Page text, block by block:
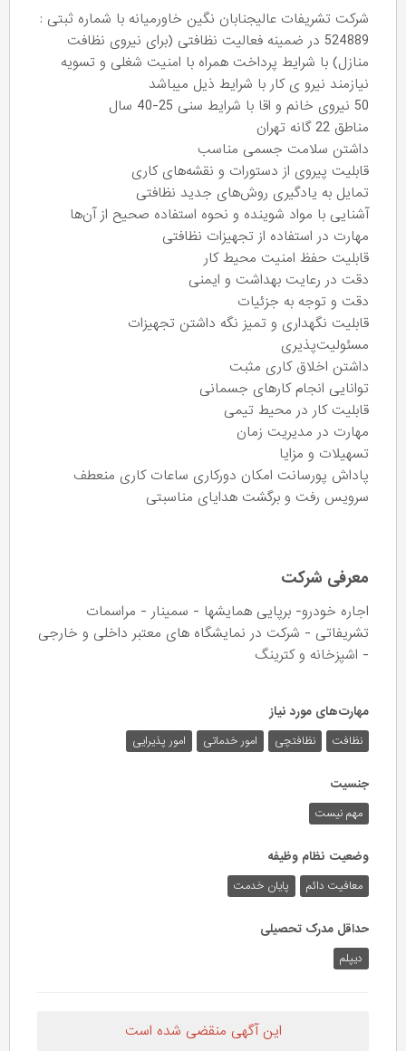
شرکت تشریفات عالیجنابان نگین خاورمیانه با شماره ثبتی :
524889 در ضمینه فعالیت نظافتی (برای نیروی نظافت
منازل) با شرایط پرداخت همراه با امنیت شغلی و تسویه
نیازمند نیرو ی کار با شرایط ذیل میباشد
50 نیروی خانم و اقا با شرایط سنی 25-40 سال
مناطق 22 گانه تهران
داشتن سلامت جسمی مناسب
قابلیت پیروی از دستورات و نقشه‌های کاری
تمایل به یادگیری روش‌های جدید نظافتی
آشنایی با مواد شوینده و نحوه استفاده صحیح از آن‌ها
مهارت در استفاده از تجهیزات نظافتی
قابلیت حفظ امنیت محیط کار
دقت در رعایت بهداشت و ایمنی
دقت و توجه به جزئیات
قابلیت نگهداری و تمیز نگه داشتن تجهیزات
مسئولیت‌پذیری
داشتن اخلاق کاری مثبت
توانایی انجام کارهای جسمانی
قابلیت کار در محیط تیمی
مهارت در مدیریت زمان
تسهیلات و مزایا
پاداش پورسانت امکان دورکاری ساعات کاری منعطف
سرویس رفت و برگشت هدایای مناسبتی
معرفی شرکت
اجاره خودرو- برپایی همایشها - سمینار - مراسمات
تشریفاتی - شرکت در نمایشگاه های معتبر داخلی و خارجی
- اشپزخانه و کترینگ
مهارت‌های مورد نیاز
نظافت نظافتچی امور خدماتی امور پذیرایی
جنسیت
مهم نیست
وضعیت نظام وظیفه
معافیت دائم پایان خدمت
حداقل مدرک تحصیلی
دیپلم
این آگهی منقضی شده است